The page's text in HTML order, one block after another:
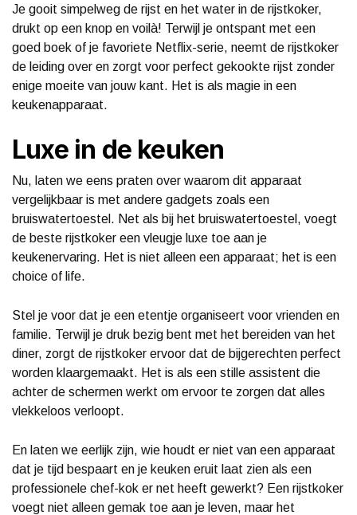
Je gooit simpelweg de rijst en het water in de rijstkoker,
drukt op een knop en voilà! Terwijl je ontspant met een
goed boek of je favoriete Netflix-serie, neemt de rijstkoker
de leiding over en zorgt voor perfect gekookte rijst zonder
enige moeite van jouw kant. Het is als magie in een
keukenapparaat.
Luxe in de keuken
Nu, laten we eens praten over waarom dit apparaat
vergelijkbaar is met andere gadgets zoals een
bruiswatertoestel. Net als bij het bruiswatertoestel, voegt
de beste rijstkoker een vleugje luxe toe aan je
keukenervaring. Het is niet alleen een apparaat; het is een
choice of life.
Stel je voor dat je een etentje organiseert voor vrienden en
familie. Terwijl je druk bezig bent met het bereiden van het
diner, zorgt de rijstkoker ervoor dat de bijgerechten perfect
worden klaargemaakt. Het is als een stille assistent die
achter de schermen werkt om ervoor te zorgen dat alles
vlekkeloos verloopt.
En laten we eerlijk zijn, wie houdt er niet van een apparaat
dat je tijd bespaart en je keuken eruit laat zien als een
professionele chef-kok er net heeft gewerkt? Een rijstkoker
voegt niet alleen gemak toe aan je leven, maar het